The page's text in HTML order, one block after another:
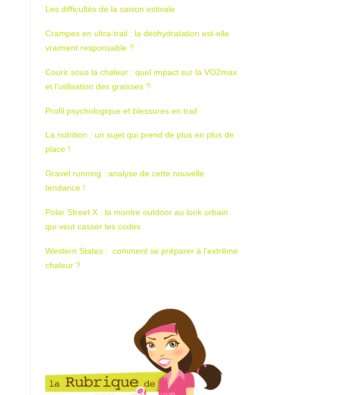
Les difficultés de la saison estivale
Crampes en ultra-trail : la déshydratation est-elle
vraiment responsable ?
Courir sous la chaleur : quel impact sur la VO2max
et l’utilisation des graisses ?
Profil psychologique et blessures en trail
La nutrition : un sujet qui prend de plus en plus de
place !
Gravel running : analyse de cette nouvelle
tendance !
Polar Street X : la montre outdoor au look urbain
qui veut casser les codes
Western States : comment se préparer à l’extrême
chaleur ?